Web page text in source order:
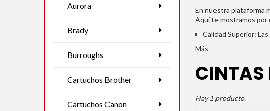
Aurora
Brady
Burroughs
Cartuchos Brother
Cartuchos Canon
En nuestra plataforma
Aquí te mostramos por
Calidad Superior:
Más
CINTAS
Hay 1 producto.